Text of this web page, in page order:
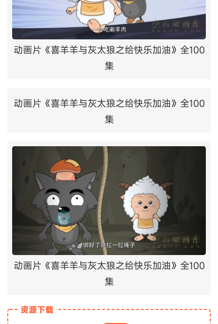
动画片《喜羊羊与灰太狼之给快乐加油》全100
集
动画片《喜羊羊与灰太狼之给快乐加油》全100
集
动画片《喜羊羊与灰太狼之给快乐加油》全100
集
资源下载